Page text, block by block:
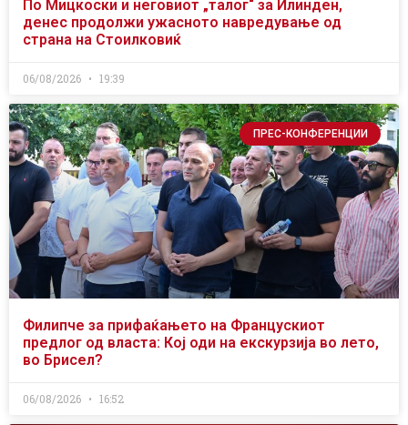
По Мицкоски и неговиот „талог“ за Илинден,
денес продолжи ужасното навредување од
страна на Стоилковиќ
06/08/2026 19:39
ПРЕС-КОНФЕРЕНЦИИ
Филипче за прифаќањето на Францускиот
предлог од власта: Кој оди на екскурзија во лето,
во Брисел?
06/08/2026 16:52